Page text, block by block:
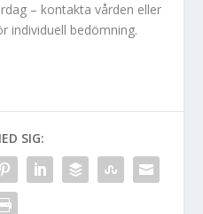
– kontakta vården eller
individuell bedömning.
SIG: